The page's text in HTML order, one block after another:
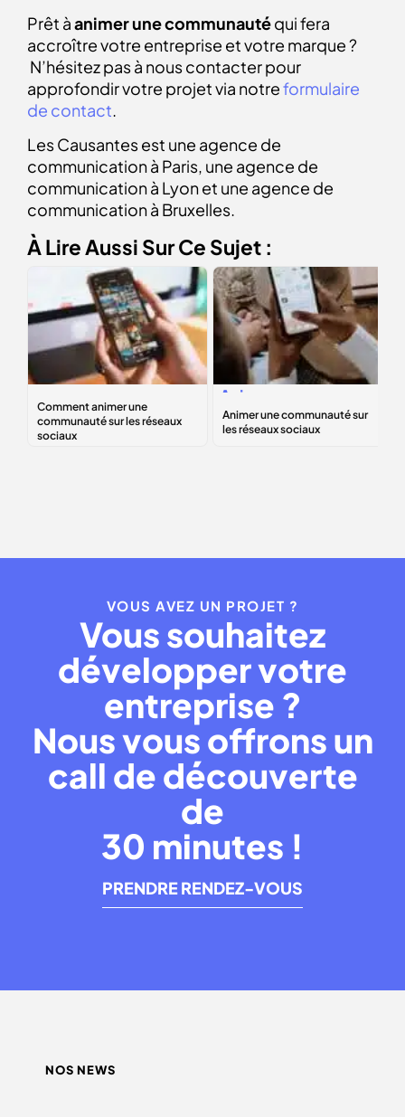
Prêt àanimer une communautéqui fera
accroître votre entreprise et votre marque ?
N’hésitez pas à nous contacter pour
approfondir votre projet via notreformulaire
de contact.
Les Causantes est une agence de
communication à Paris, une agence de
communication à Lyon et une agence de
communication à Bruxelles.
À Lire Aussi Sur Ce Sujet :
une communauté
sur les réseaux
Animer une
communauté sur
les réseaux
VOUS AVEZ UN PROJET ?
Vous souhaitez
développer votre
entreprise ?
Nous vous offrons un
call de découverte
de
30 minutes !
PRENDRE RENDEZ-VOUS
NOS NEWS